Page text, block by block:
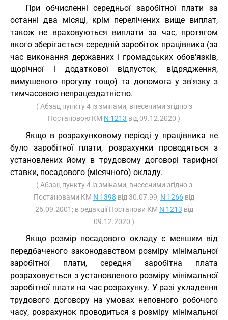
При обчисленні середньої заробітної плати за
останні два місяці, крім перелічених вище виплат,
також не враховуються виплати за час, протягом
якого зберігається середній заробіток працівника (за
час виконання державних і громадських обов'язків,
щорічної і додаткової відпусток, відрядження,
вимушеного прогулу тощо) та допомога у зв'язку з
тимчасовою непрацездатністю.
( Абзац пункту 4 із змінами, внесеними згідно з
Постановою КМ N 1213 від 09.12.2020 )
Якщо в розрахунковому періоді у працівника не
було заробітної плати, розрахунки проводяться з
установлених йому в трудовому договорі тарифної
ставки, посадового (місячного) окладу.
( Абзац пункту 4 із змінами, внесеними згідно з
Постановами КМ N 1398 від 30.07.99, N 1266 від
26.09.2001; в редакції Постанови КМ N 1213 від
09.12.2020 )
Якщо розмір посадового окладу є меншим від
передбаченого законодавством розміру мінімальної
заробітної плати, середня заробітна плата
розраховується з установленого розміру мінімальної
заробітної плати на час розрахунку. У разі укладення
трудового договору на умовах неповного робочого
часу, розрахунок проводиться з розміру мінімальної